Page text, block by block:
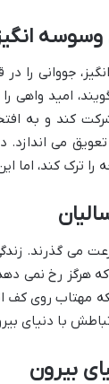
انگیز
جووانی را
امید واهی
کند و به
می اندازد.
ترک کند، اما
می گذرند.
که هرگز رخ
مهتاب روی کف
با دنیای
بیرون